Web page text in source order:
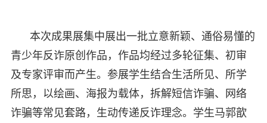
本次成果展集中展出一批立意新颖、通俗易懂的
青少年反诈原创作品，作品均经过多轮征集、初审
及专家评审而产生。参展学生结合生活所见、所学
所思，以绘画、海报为载体，拆解短信诈骗、网络
诈骗等常见套路，生动传递反诈理念。学生马郭歆